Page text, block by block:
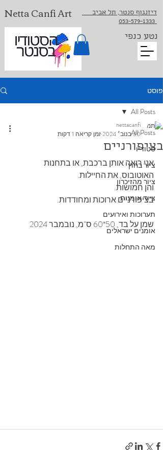
דיזנגוף סנטר, תל אביב
053-579-1333⁩
Netta Canfi Art
נטע כנפי
פוסט
All Posts
סטודיו
ציור בחוץ
ציור מהזיכרון
ציוד אומנות
תערוכות ואירועים
אומנים ישראלים
מאה התחלות
All Posts
בציפורניים
nettacanfi
30 בנוב׳ 2024
זמן קריאה 1 דקות
אני רואה אותן ברכבת, או בתחנות
האוטובוס, את החיילות.
והן חמושות.
בציפורניים ארוכות ומחודדות.
שמן על בד, 50*60 ס"מ, נובמבר 2024